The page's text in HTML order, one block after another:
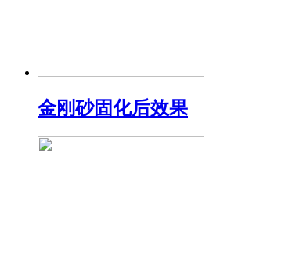
金刚砂固化后效果